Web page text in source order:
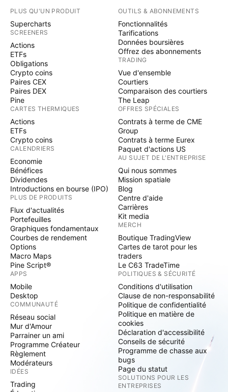
PLUS QU'UN PRODUIT
Supercharts
SCREENERS
Actions
ETFs
Obligations
Crypto coins
Paires CEX
Paires DEX
Pine
CARTES THERMIQUES
Actions
ETFs
Crypto coins
CALENDRIERS
Economie
Bénéfices
Dividendes
Introductions en bourse (IPO)
PLUS DE PRODUITS
Flux d'actualités
Portefeuilles
Graphiques fondamentaux
Courbes de rendement
Options
Macro Maps
Pine Script®
APPS
Mobile
Desktop
COMMUNAUTÉ
Réseau social
Mur d'Amour
Parrainer un ami
Programme Créateur
Règlement
Modérateurs
IDÉES
Trading
OUTILS & ABONNEMENTS
Fonctionnalités
Tarifications
Données boursières
Offrez des abonnements
TRADING
Vue d'ensemble
Courtiers
Comparaison des courtiers
The Leap
OFFRES SPÉCIALES
Contrats à terme de CME
Group
Contrats à terme Eurex
Paquet d'actions US
AU SUJET DE L'ENTREPRISE
Qui nous sommes
Mission spatiale
Blog
Centre d'aide
Carrières
Kit media
MERCH
Boutique TradingView
Cartes de tarot pour les
traders
Le C63 TradeTime
POLITIQUES & SÉCURITÉ
Conditions d'utilisation
Clause de non-responsabilité
Politique de confidentialité
Politique en matière de
cookies
Déclaration d'accessibilité
Conseils de sécurité
Programme de chasse aux
bugs
Page du statut
SOLUTIONS POUR LES
ENTREPRISES